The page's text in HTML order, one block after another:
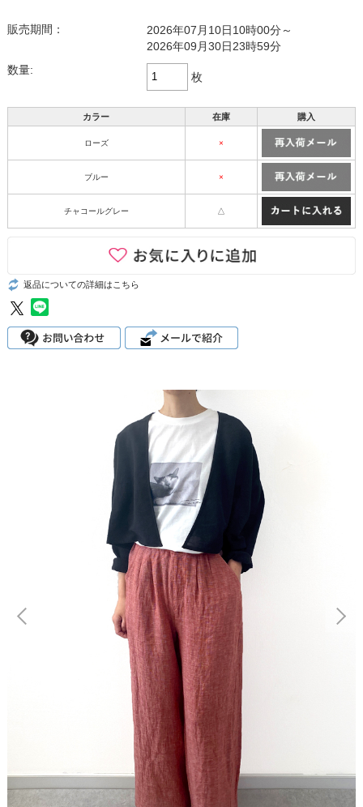
販売期間：
2026年07月10日10時00分～
2026年09月30日23時59分
数量:
枚
カラー 在庫 購入
ローズ ×
ブルー ×
チャコールグレー △
返品についての詳細はこちら